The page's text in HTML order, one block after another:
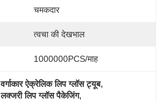
चमकदार
त्वचा की देखभाल
1000000PCS/माह
वर्गाकार ऐक्रेलिक लिप ग्लॉस ट्यूब,
लक्जरी लिप ग्लॉस पैकेजिंग,